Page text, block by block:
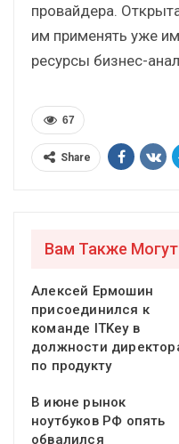
провайдера.
им применять уже
ресурсы бизнес-
67
Share
Вам Также
Алексей Ермошин
присоединился к
команде ITKey в
должности
по продукту
В июне рынок
ноутбуков РФ опять
обвалился